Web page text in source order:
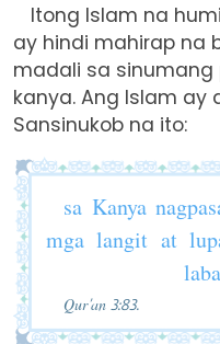
Itong Islam na
ay hindi mahirap na
madali sa sinumang
kanya. Ang Islam ay
Sansinukob na ito:
sa Kanya
mga langit at
Qur’an 3:83.